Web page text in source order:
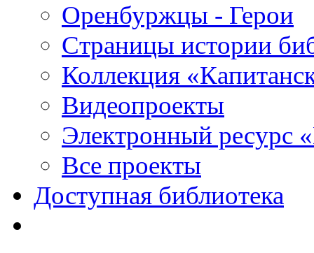
Оренбуржцы - Герои
Страницы истории
Коллекция
Видеопроекты
Электронный ресурс
Все проекты
Доступная библиотека